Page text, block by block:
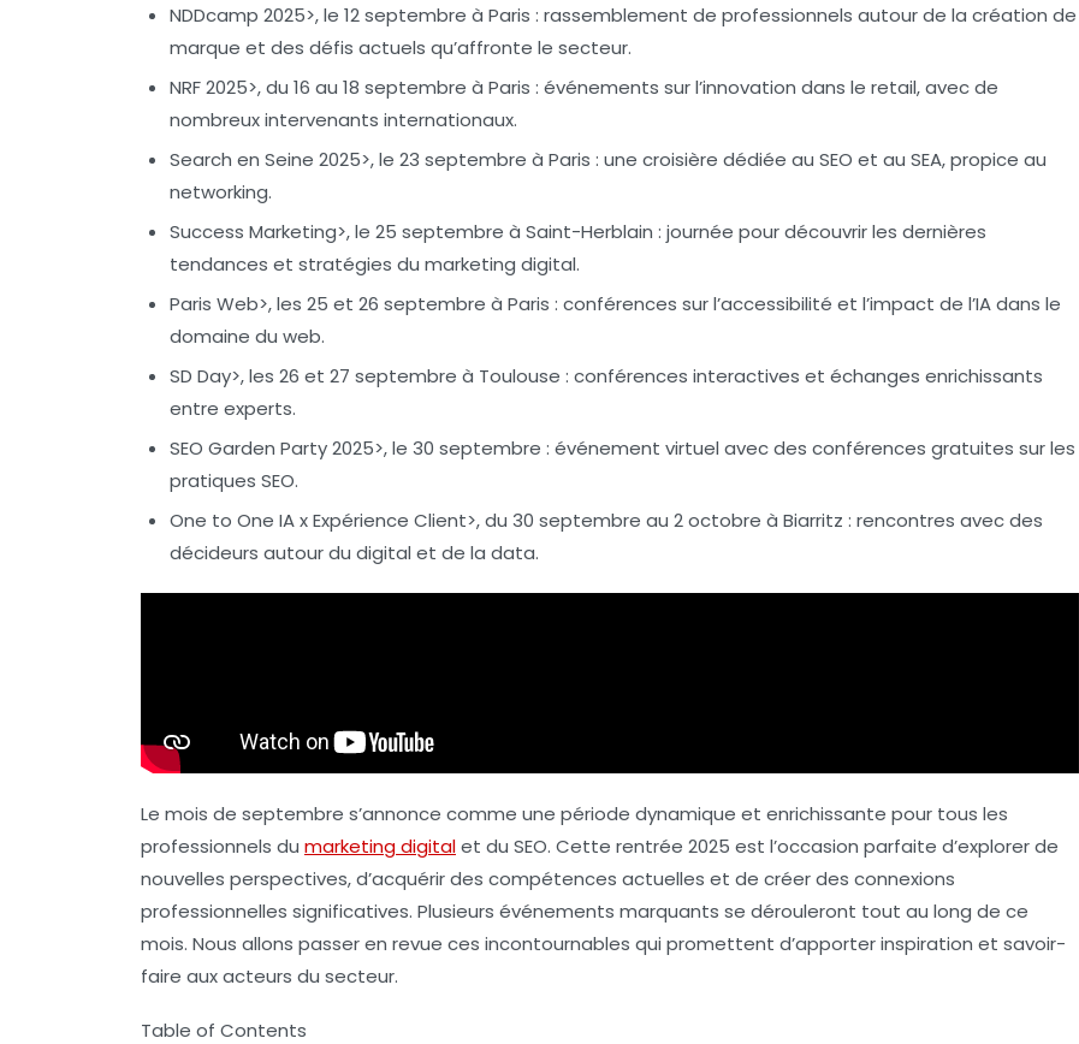
NDDcamp 2025>, le 12 septembre à Paris : rassemblement de professionnels autour de la création de
marque et des défis actuels qu’affronte le secteur.
NRF 2025>, du 16 au 18 septembre à Paris : événements sur l’innovation dans le retail, avec de
nombreux intervenants internationaux.
Search en Seine 2025>, le 23 septembre à Paris : une croisière dédiée au SEO et au SEA, propice au
networking.
Success Marketing>, le 25 septembre à Saint-Herblain : journée pour découvrir les dernières
tendances et stratégies du marketing digital.
Paris Web>, les 25 et 26 septembre à Paris : conférences sur l’accessibilité et l’impact de l’IA dans le
domaine du web.
SD Day>, les 26 et 27 septembre à Toulouse : conférences interactives et échanges enrichissants
entre experts.
SEO Garden Party 2025>, le 30 septembre : événement virtuel avec des conférences gratuites sur les
pratiques SEO.
One to One IA x Expérience Client>, du 30 septembre au 2 octobre à Biarritz : rencontres avec des
décideurs autour du digital et de la data.
Le mois de septembre s’annonce comme une période dynamique et enrichissante pour tous les
professionnels du marketing digitalet du SEO. Cette rentrée 2025 est l’occasion parfaite d’explorer de
nouvelles perspectives, d’acquérir des compétences actuelles et de créer des connexions
professionnelles significatives. Plusieurs événements marquants se dérouleront tout au long de ce
mois. Nous allons passer en revue ces incontournables qui promettent d’apporter inspiration et savoir-
faire aux acteurs du secteur.
Table of Contents